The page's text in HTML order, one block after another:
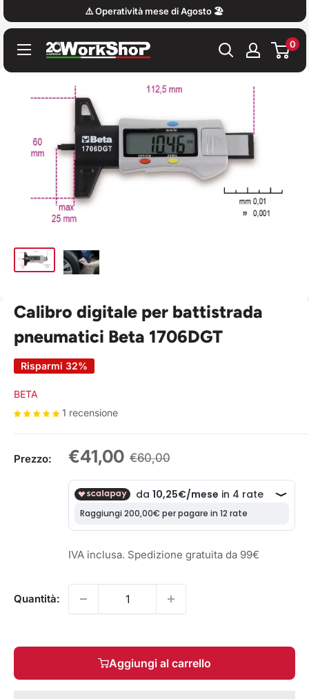
al
contenuto
⚠️ Operatività mese di Agosto 🏖️
Work
0
Calibro digitale per battistrada
pneumatici Beta 1706DGT
Risparmi 32%
BETA
1 recensione
Prezzo:
Prezzo
€41,00 Prezzo
€60,00
IVA inclusa. Spedizione gratuita da 99€
Quantità:
Aggiungi al carrello